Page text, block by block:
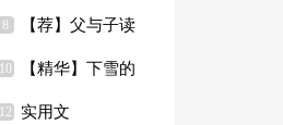
八篇
发言稿14篇
8 【荐】父与子读
后感
10 【精华】下雪的
日记三篇
12 实用文